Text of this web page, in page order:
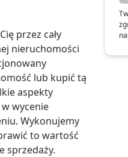
przez cały
nieruchomości
lub kupić tą
aspekty
wycenie
Wykonujemy
to wartość
sprzedaży.